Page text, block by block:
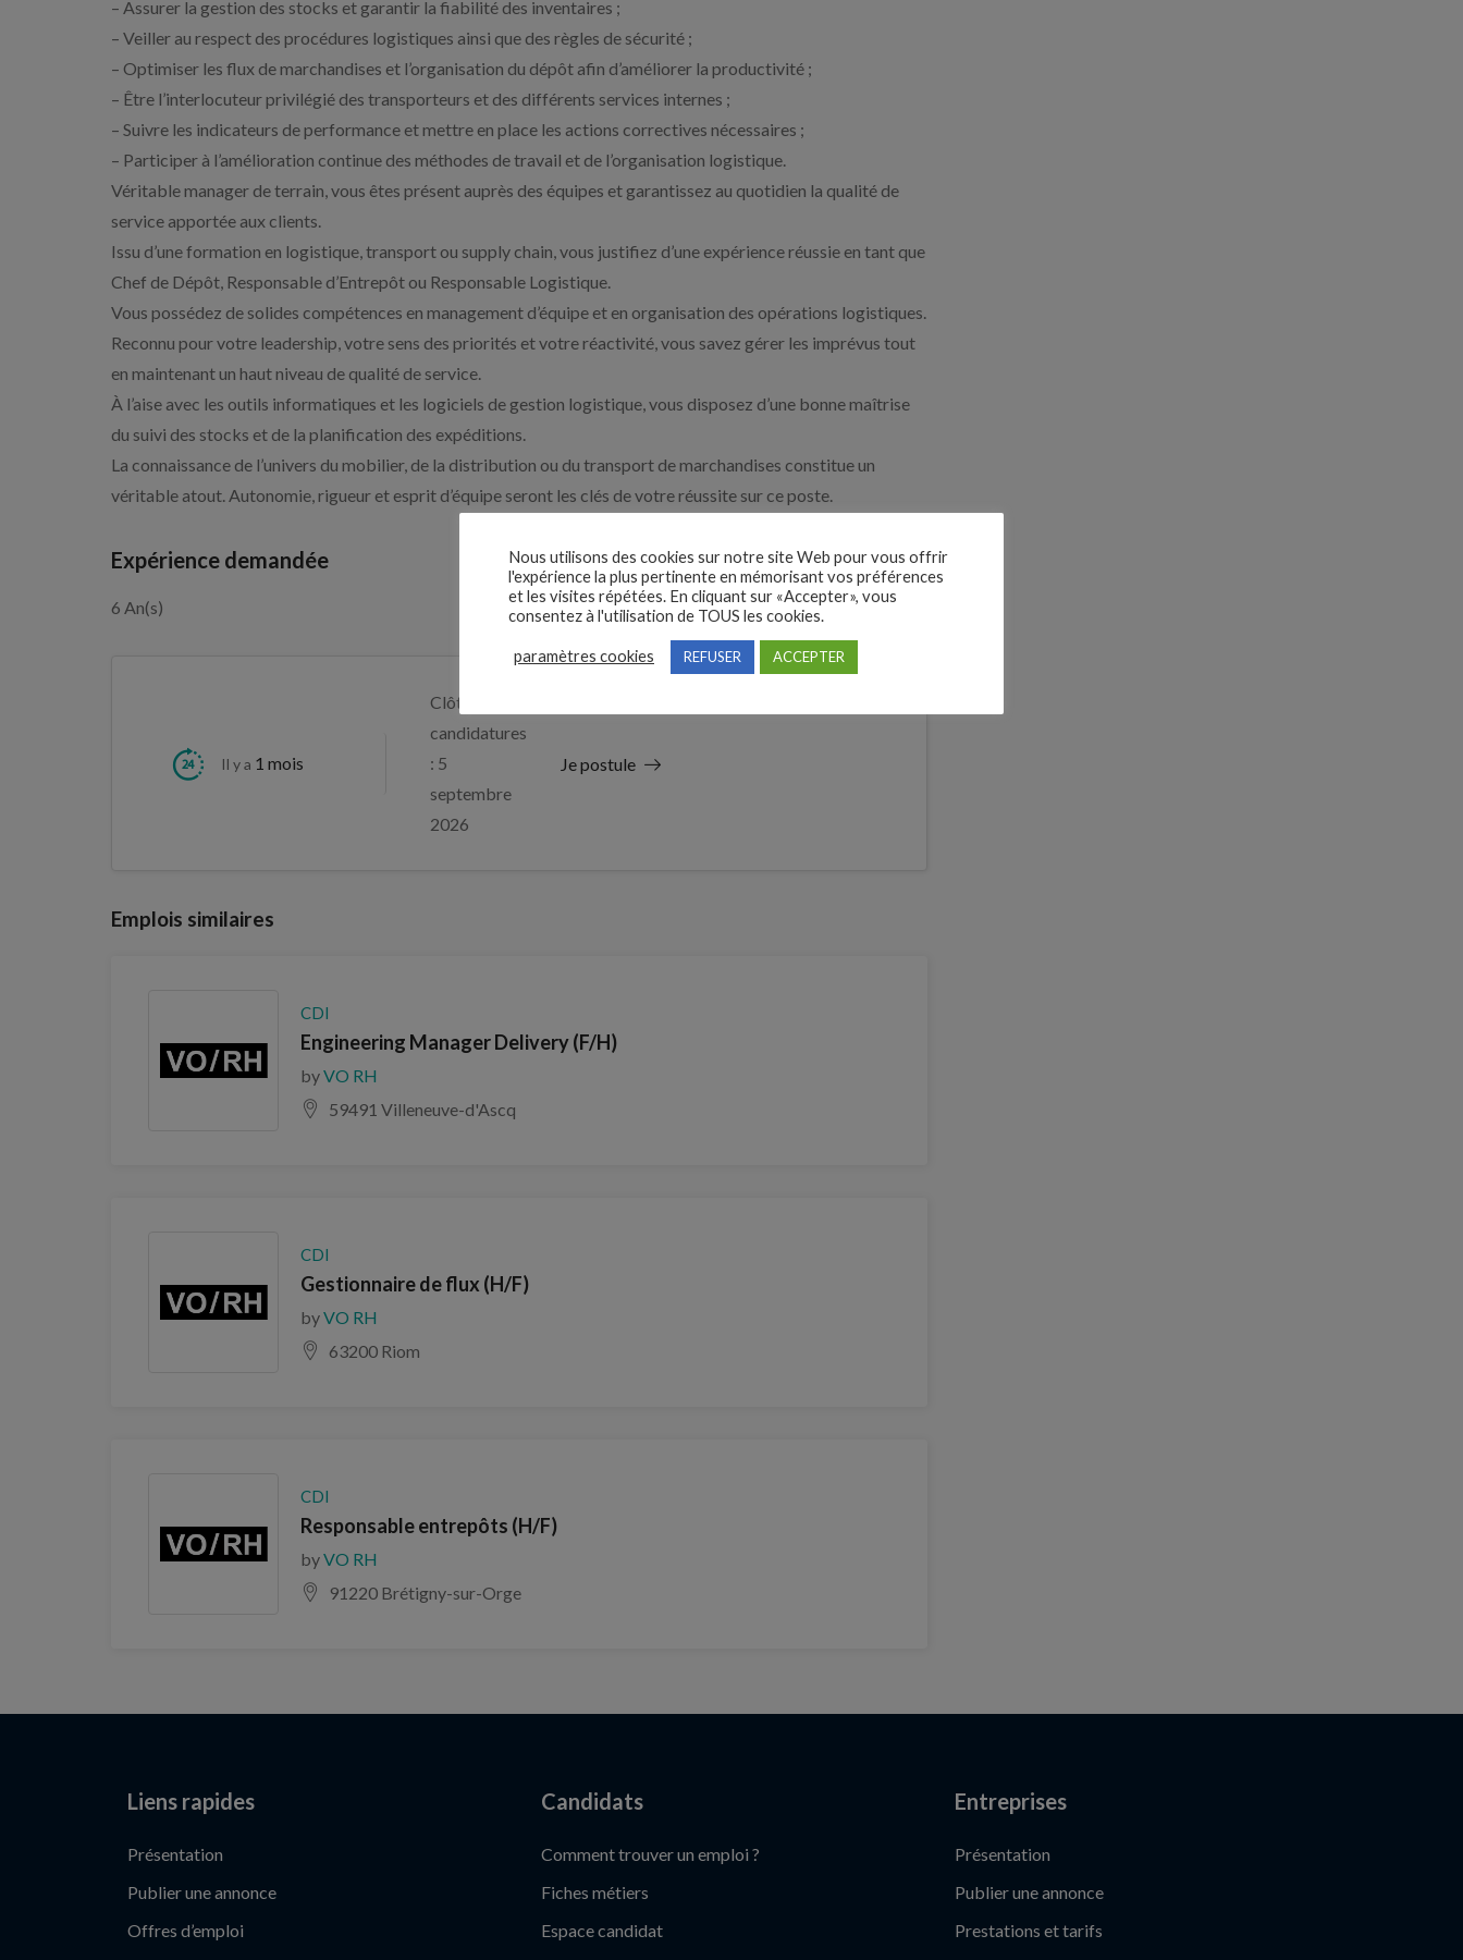
– Assurer la gestion des stocks et garantir la fiabilité des inventaires ;
– Veiller au respect des procédures logistiques ainsi que des règles de sécurité ;
– Optimiser les flux de marchandises et l’organisation du dépôt afin d’améliorer la productivité ;
– Être l’interlocuteur privilégié des transporteurs et des différents services internes ;
– Suivre les indicateurs de performance et mettre en place les actions correctives nécessaires ;
– Participer à l’amélioration continue des méthodes de travail et de l’organisation logistique.
Véritable manager de terrain, vous êtes présent auprès des équipes et garantissez au quotidien la qualité de
service apportée aux clients.
Issu d’une formation en logistique, transport ou supply chain, vous justifiez d’une expérience réussie en tant que
Chef de Dépôt, Responsable d’Entrepôt ou Responsable Logistique.
Vous possédez de solides compétences en management d’équipe et en organisation des opérations logistiques.
Reconnu pour votre leadership, votre sens des priorités et votre réactivité, vous savez gérer les imprévus tout
en maintenant un haut niveau de qualité de service.
À l’aise avec les outils informatiques et les logiciels de gestion logistique, vous disposez d’une bonne maîtrise
du suivi des stocks et de la planification des expéditions.
La connaissance de l’univers du mobilier, de la distribution ou du transport de marchandises constitue un
véritable atout. Autonomie, rigueur et esprit d’équipe seront les clés de votre réussite sur ce poste.
Expérience demandée
6 An(s)
Il y a 1 mois
Clôture des
candidatures
: 5
septembre
2026
Je postule
Emplois similaires
CDI
Engineering Manager Delivery (F/H)
byVO RH
59491 Villeneuve-d'Ascq
CDI
Gestionnaire de flux (H/F)
byVO RH
63200 Riom
CDI
Responsable entrepôts (H/F)
byVO RH
91220 Brétigny-sur-Orge
Liens rapides
Présentation
Publier une annonce
Offres d’emploi
Candidats
Comment trouver un emploi ?
Fiches métiers
Espace candidat
Entreprises
Présentation
Publier une annonce
Prestations et tarifs
Nous utilisons des cookies sur notre site Web pour vous offrir
l'expérience la plus pertinente en mémorisant vos préférences
et les visites répétées. En cliquant sur «Accepter», vous
consentez à l'utilisation de TOUS les cookies.
paramètres cookies REFUSER ACCEPTER